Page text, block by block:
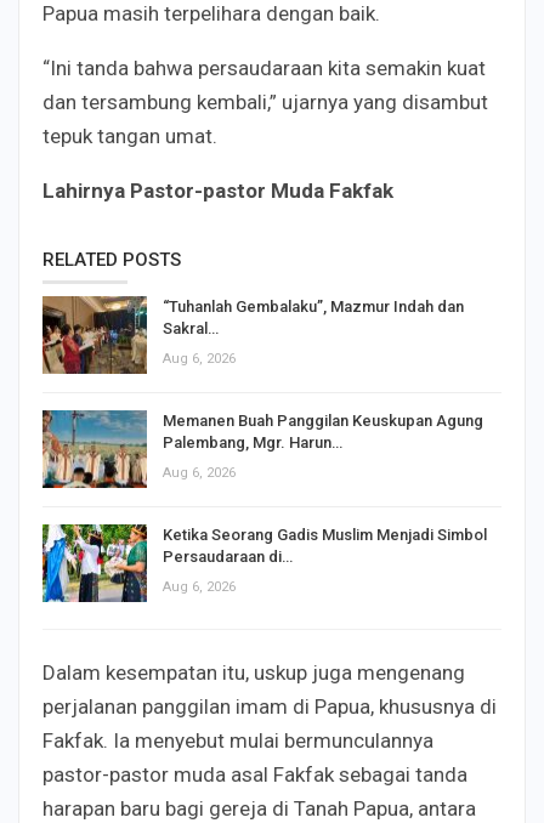
Papua masih terpelihara dengan baik.
“Ini tanda bahwa persaudaraan kita semakin kuat
dan tersambung kembali,” ujarnya yang disambut
tepuk tangan umat.
Lahirnya Pastor-pastor Muda Fakfak
RELATED POSTS
“Tuhanlah Gembalaku”, Mazmur Indah dan
Sakral…
Aug 6, 2026
Memanen Buah Panggilan Keuskupan Agung
Palembang, Mgr. Harun…
Aug 6, 2026
Ketika Seorang Gadis Muslim Menjadi Simbol
Persaudaraan di…
Aug 6, 2026
Dalam kesempatan itu, uskup juga mengenang
perjalanan panggilan imam di Papua, khususnya di
Fakfak. Ia menyebut mulai bermunculannya
pastor-pastor muda asal Fakfak sebagai tanda
harapan baru bagi gereja di Tanah Papua, antara